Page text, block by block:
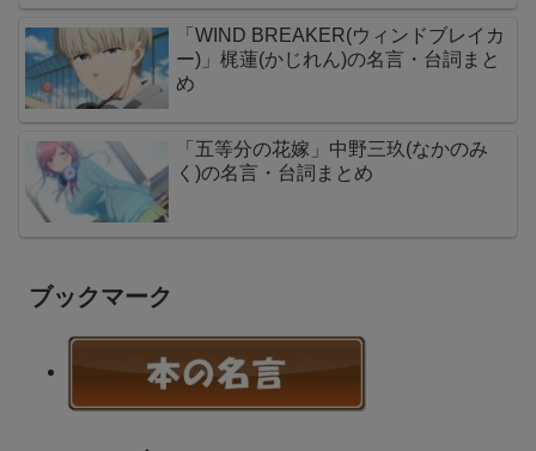
「WIND BREAKER(ウィンドブレイカ
ー)」梶蓮(かじれん)の名言・台詞まと
め
「五等分の花嫁」中野三玖(なかのみ
く)の名言・台詞まとめ
ブックマーク